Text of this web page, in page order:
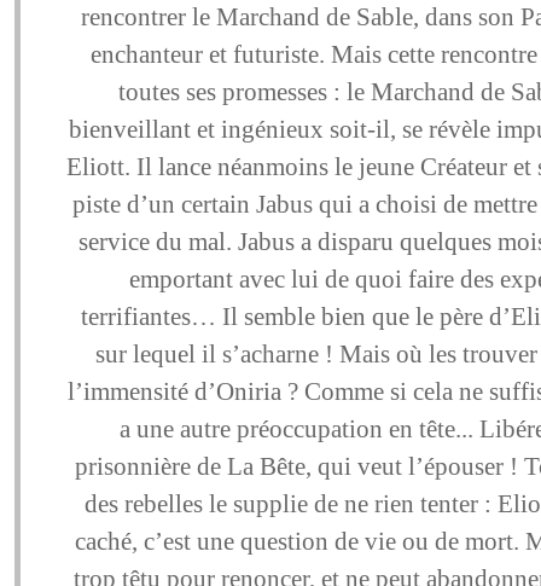
rencontrer le Marchand de Sable, dans son
enchanteur et futuriste. Mais cette
toutes ses promesses : le Marchand de
bienveillant et ingénieux soit-il, se révèle
Eliott. Il lance néanmoins le jeune Créateur et
piste d’un certain Jabus qui a choisi de mettre
service du mal. Jabus a disparu quelques
emportant avec lui de quoi faire des
terrifiantes… Il semble bien que le père
sur lequel il s’acharne ! Mais où les trouver
l’immensité d’Oniria ? Comme si cela ne
a une autre préoccupation en tête...
prisonnière de La Bête, qui veut l’épouser !
des rebelles le supplie de ne rien tenter :
caché, c’est une question de vie ou de mort.
trop têtu pour renoncer, et ne peut